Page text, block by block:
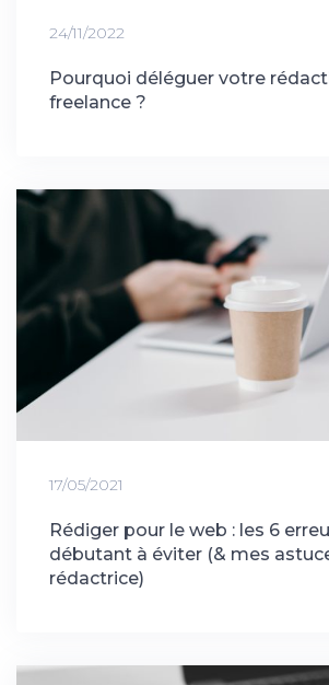
24/11/2022
Pourquoi déléguer votre
freelance ?
17/05/2021
Rédiger pour le web : les 6
débutant à éviter (& mes
rédactrice)